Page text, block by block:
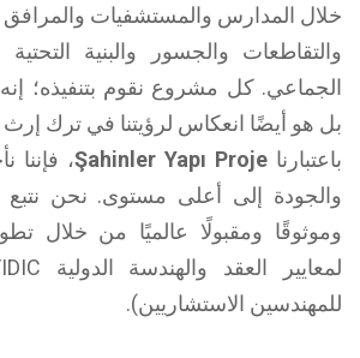
خلال المدارس والمستشفيات
والتقاطعات والجسور والبنية
الجماعي. كل مشروع نقوم بتنفيذه؛
بل هو أيضًا انعكاس لرؤيتنا في ترك إرث
باعتبارنا Şahinler Yapı Proje، فإننا
والجودة إلى أعلى مستوى. نحن نتبع
وموثوقًا ومقبولًا عالميًا من خلال
للمهندسين الاستشاريين).